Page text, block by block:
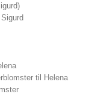
til Helena